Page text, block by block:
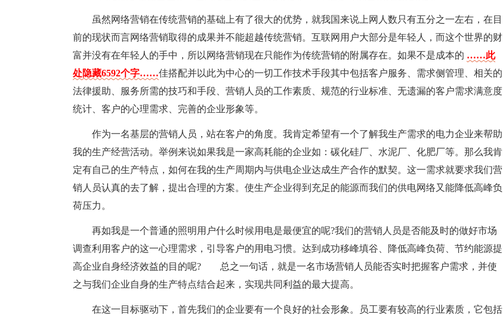
虽然网络营销在传统营销的基础上有了很大的优势，就我国来说上网人数只有五分之一左右，在目
前的现状而言网络营销取得的成果并不能超越传统营销。互联网用户大部分是年轻人，而这个世界的财
富并没有在年轻人的手中，所以网络营销现在只能作为传统营销的附属存在。如果不是成本的 ……此
处隐藏6592个字……佳搭配并以此为中心的一切工作技术手段其中包括客户服务、需求侧管理、相关的
法律援助、服务所需的技巧和手段、营销人员的工作素质、规范的行业标准、无遗漏的客户需求满意度
统计、客户的心理需求、完善的企业形象等。
作为一名基层的营销人员，站在客户的角度。我肯定希望有一个了解我生产需求的电力企业来帮助
我的生产经营活动。举例来说如果我是一家高耗能的企业如：碳化硅厂、水泥厂、化肥厂等。那么我肯
定有自己的生产特点，如何在我的生产周期内与供电企业达成生产合作的默契。这一需求就要求我们营
销人员认真的去了解，提出合理的方案。使生产企业得到充足的能源而我们的供电网络又能降低高峰负
荷压力。
再如我是一个普通的照明用户什么时候用电是最便宜的呢?我们的营销人员是否能及时的做好市场
调查利用客户的这一心理需求，引导客户的用电习惯。达到成功移峰填谷、降低高峰负荷、节约能源提
高企业自身经济效益的目的呢? 总之一句话，就是一名市场营销人员能否实时把握客户需求，并使
之与我们企业自身的生产特点结合起来，实现共同利益的最大提高。
在这一目标驱动下，首先我们的企业要有一个良好的社会形象。员工要有较高的行业素质，它包括